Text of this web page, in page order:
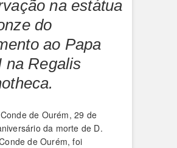
na estátua
do
ao Papa
na Regalis
de Ourém, 29 de
da morte de D.
de Ourém, foi